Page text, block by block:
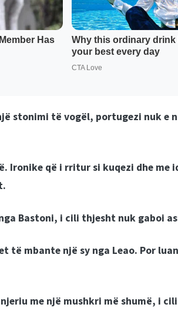
stonimi të vogël, portugezi nuk e
Ironike që i rritur si kuqezi dhe me
Bastoni, i cili thjesht nuk gaboi
të mbante një sy nga Leao. Por
me një mushkri më shumë, i